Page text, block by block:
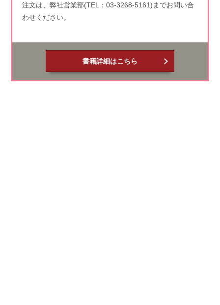
注文は、弊社営業部(TEL：03-3268-5161)までお問い合
わせください。
書籍詳細はこちら